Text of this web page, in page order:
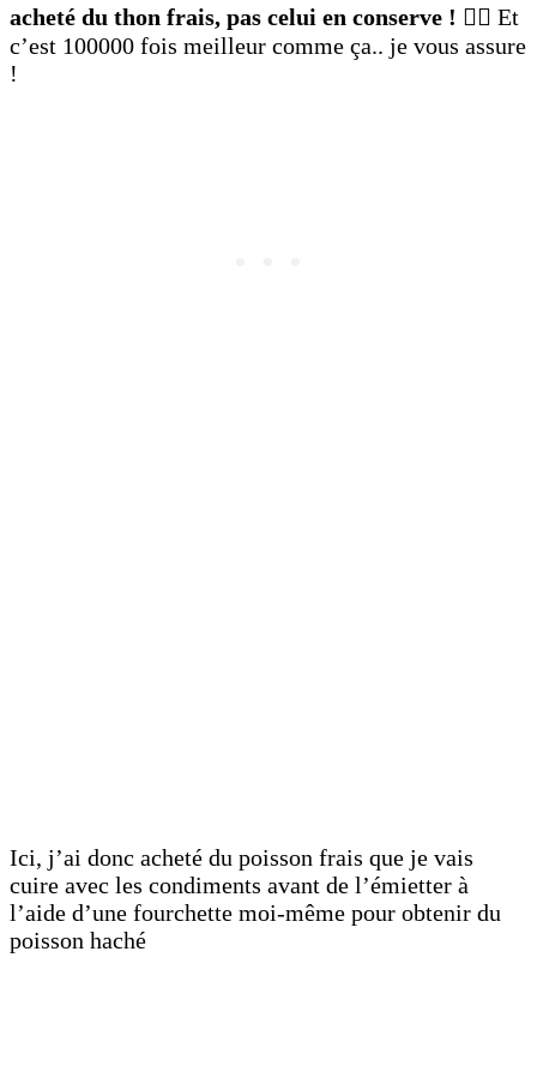
acheté du thon frais, pas celui en conserve ! ☝🏾 Et
c’est 100000 fois meilleur comme ça.. je vous assure
!
Ici, j’ai donc acheté du poisson frais que je vais
cuire avec les condiments avant de l’émietter à
l’aide d’une fourchette moi-même pour obtenir du
poisson haché